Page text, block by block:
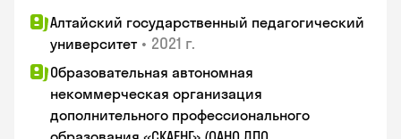
Алтайский государственный педагогический
университет • 2021 г.
Образовательная автономная
некоммерческая организация
дополнительного профессионального